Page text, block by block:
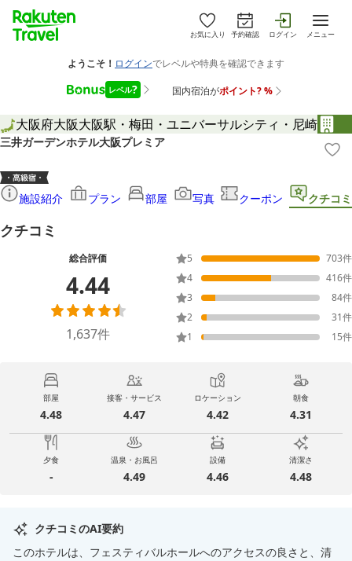
お気に入り 予約確認 ログイン メニュー
大阪府大阪大阪駅・梅田・ユニバーサルシティ・尼崎
三井ガーデンホテル大阪プレミア
施設紹介 プラン 部屋 写真 クーポン クチコミ
クチコミ
総合評価
4.44
1,637件
5 703件
4
416件
3
84件
2
31件
1
15件
部屋
4.48
接客・サービス
4.47
ロケーション
4.42
朝食
4.31
夕食
-
温泉・お風呂
4.49
設備
4.46
清潔さ
4.48
クチコミのAI要約
このホテルは、フェスティバルホールへのアクセスの良さと、清